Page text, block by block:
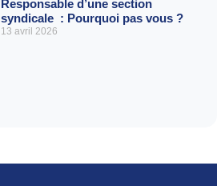
Responsable d’une section
syndicale : Pourquoi pas vous ?
13 avril 2026